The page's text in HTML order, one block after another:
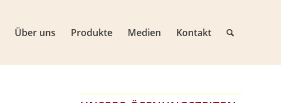
Über uns Produkte Medien Kontakt